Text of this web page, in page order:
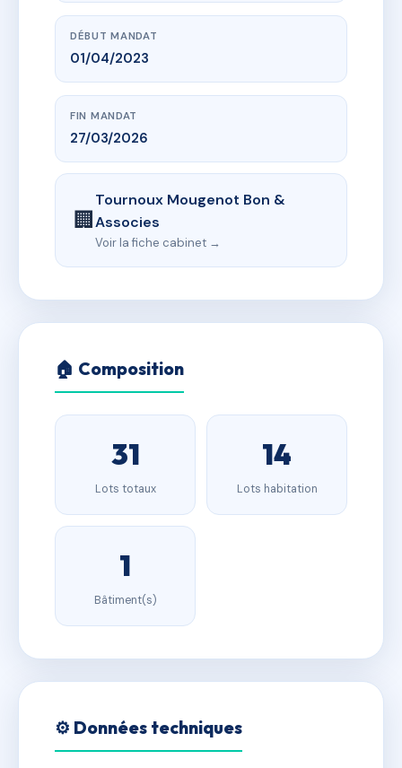
DÉBUT MANDAT
01/04/2023
FIN MANDAT
27/03/2026
🏢
Tournoux Mougenot Bon &
Associes
Voir la fiche cabinet →
🏠 Composition
31
Lots totaux
14
Lots habitation
1
Bâtiment(s)
⚙️ Données techniques